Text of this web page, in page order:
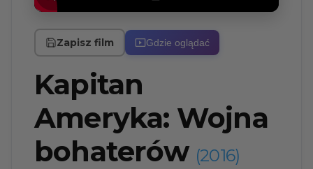
Zapisz film Gdzie oglądać
Kapitan
Ameryka: Wojna
bohaterów (2016)